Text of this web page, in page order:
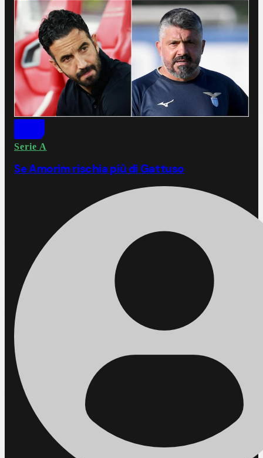
Serie A
Se Amorim rischia più di Gattuso